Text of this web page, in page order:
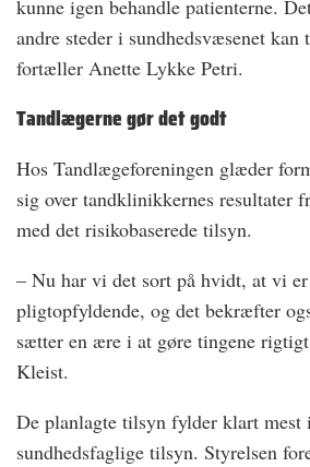
kunne igen behandle patienterne.
andre steder i sundhedsvæsenet kan
fortæller Anette Lykke Petri.
Tandlægerne gør det godt
Hos Tandlægeforeningen glæder
sig over tandklinikkernes resultater
med det risikobaserede tilsyn.
– Nu har vi det sort på hvidt, at vi
pligtopfyldende, og det bekræfter
sætter en ære i at gøre tingene
Kleist.
De planlagte tilsyn fylder klart mest
sundhedsfaglige tilsyn. Styrelsen